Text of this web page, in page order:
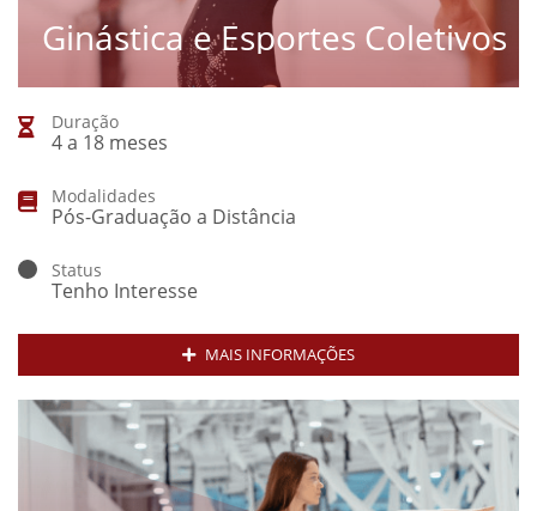
Ginástica e Esportes Coletivos
Duração
4 a 18 meses
Modalidades
Pós-Graduação a Distância
Status
Tenho Interesse
MAIS INFORMAÇÕES